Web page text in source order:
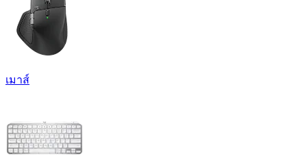
เมาส์